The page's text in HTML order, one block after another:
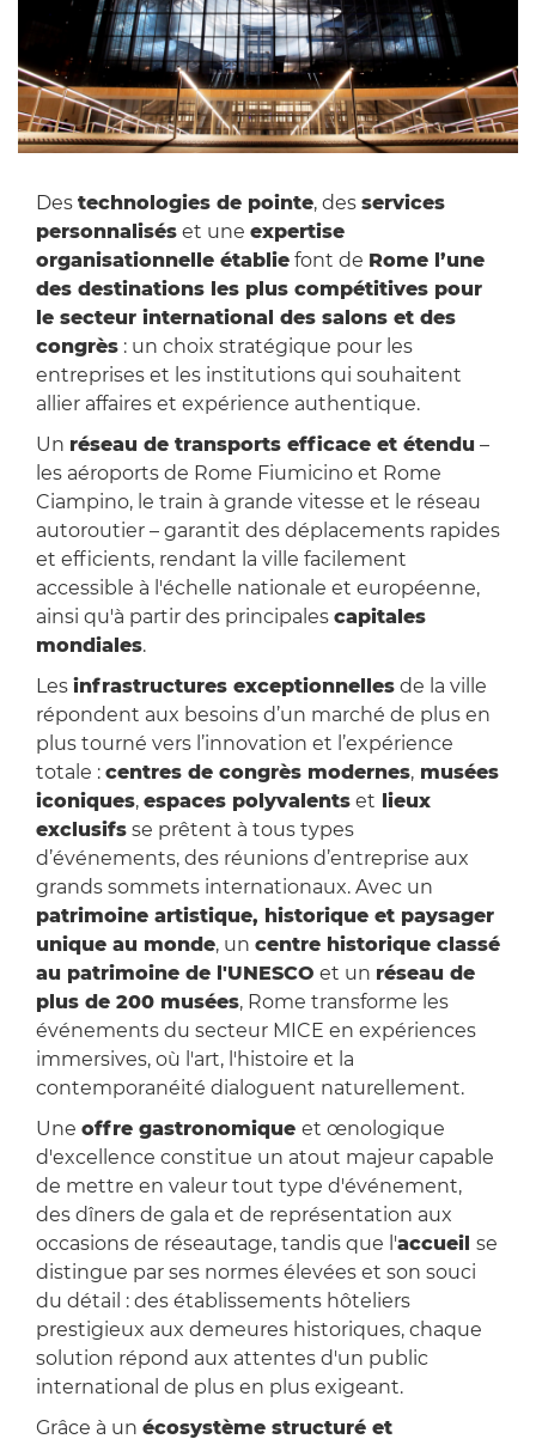
Des technologies de pointe, des services
personnaliséset une expertise
organisationnelle établiefont de Rome l’une
des destinations les plus compétitives pour
le secteur international des salons et des
congrès: un choix stratégique pour les
entreprises et les institutions qui souhaitent
allier affaires et expérience authentique.
Un réseau de transports efficace et étendu –
les aéroports de Rome Fiumicino et Rome
Ciampino, le train à grande vitesse et le réseau
autoroutier – garantit des déplacements rapides
et efficients, rendant la ville facilement
accessible à l'échelle nationale et européenne,
ainsi qu'à partir des principales capitales
mondiales.
Les infrastructures exceptionnellesde la ville
répondent aux besoins d’un marché de plus en
plus tourné vers l’innovation et l’expérience
totale : centres de congrès modernes,musées
iconiques, espaces polyvalentset lieux
exclusifsse prêtent à tous types
d’événements, des réunions d’entreprise aux
grands sommets internationaux. Avec un
patrimoine artistique, historique et paysager
unique au monde, un centre historique classé
au patrimoine de l'UNESCO et un réseau de
plus de 200 musées, Rome transforme les
événements du secteur MICE en expériences
immersives, où l'art, l'histoire et la
contemporanéité dialoguent naturellement.
Une offre gastronomique et œnologique
d'excellence constitue un atout majeur capable
de mettre en valeur tout type d'événement,
des dîners de gala et de représentation aux
occasions de réseautage, tandis que l'accueil se
distingue par ses normes élevées et son souci
du détail : des établissements hôteliers
prestigieux aux demeures historiques, chaque
solution répond aux attentes d'un public
international de plus en plus exigeant.
Grâce à un écosystème structuré et